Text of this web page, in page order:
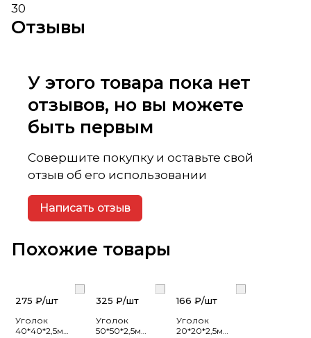
30
Отзывы
У этого товара пока нет
отзывов, но вы можете
быть первым
Совершите покупку и оставьте свой
отзыв об его использовании
Написать отзыв
Похожие товары
275 ₽/шт
Уголок
40*40*2,5м
325 ₽/шт
Уголок
50*50*2,5м
166 ₽/шт
Уголок
20*20*2,5м